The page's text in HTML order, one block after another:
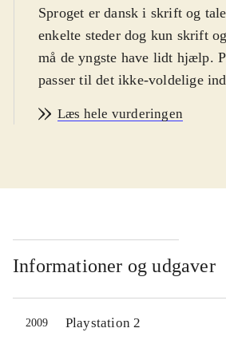
Sproget er dansk i skrift og
enkelte steder dog kun skrift
må de yngste have lidt hjælp.
passer til det ikke-voldelige
spilversionerne og styringen
rideklubber. Her møder
altmuligmanden m.fl. Hver
har brug for hjælp eller tilbyder
spilleren at deltage i et løb.
Opgaverne går typisk ud på at
eller finde genstande, heste eller
Læs hele vurderingen
Informationer og udgaver
2009 Playstation 2